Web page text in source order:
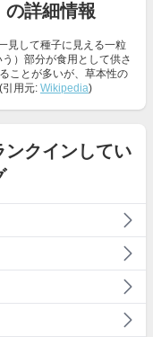
の詳細情報
見して種子に見える一粒
）部分が食用として供さ
ことが多いが、草本性の
用元: Wikipedia)
ンクインしてい